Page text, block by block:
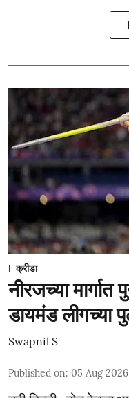
क्रीडा
नीरजच्या मार्गात
डायमंड लीगच्या
Swapnil S
Published on: 05 Aug